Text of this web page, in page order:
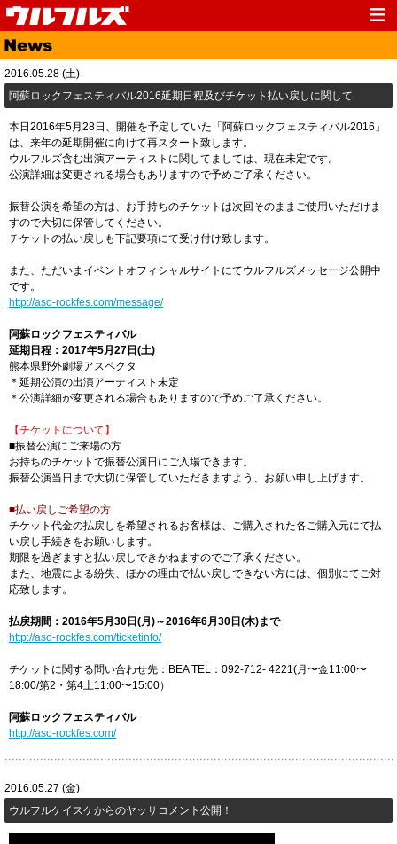
Top
Media Live
Fanclub Goods
2016.05.28 (土)
阿蘇ロックフェスティバル2016延期日程及びチケット払い戻しに関して
本日2016年5月28日、開催を予定していた「阿蘇ロックフェスティバル2016」
は、来年の延期開催に向けて再スタート致します。
ウルフルズ含む出演アーティストに関してましては、現在未定です。
公演詳細は変更される場合もありますので予めご了承ください。
振替公演を希望の方は、お手持ちのチケットは次回そのままご使用いただけま
すので大切に保管してください。
チケットの払い戻しも下記要項にて受け付け致します。
また、ただいまイベントオフィシャルサイトにてウルフルズメッセージ公開中
です。
http://aso-rockfes.com/message/
阿蘇ロックフェスティバル
延期日程：2017年5月27日(土)
熊本県野外劇場アスペクタ
＊延期公演の出演アーティスト未定
＊公演詳細が変更される場合もありますので予めご了承ください。
【チケットについて】
■振替公演にご来場の方
お持ちのチケットで振替公演日にご入場できます。
振替公演当日まで大切に保管していただきますよう、お願い申し上げます。
■払い戻しご希望の方
チケット代金の払戻しを希望されるお客様は、ご購入された各ご購入元にて払
い戻し手続きをお願いします。
期限を過ぎますと払い戻しできかねますのでご了承ください。
また、地震による紛失、ほかの理由で払い戻しできない方には、個別にてご対
応致します。
払戻期間：2016年5月30日(月)～2016年6月30日(木)まで
http://aso-rockfes.com/ticketinfo/
チケットに関する問い合わせ先：BEA TEL：092-712- 4221(月〜金11:00〜
18:00/第2・第4土11:00〜15:00）
阿蘇ロックフェスティバル
http://aso-rockfes.com/
2016.05.27 (金)
ウルフルケイスケからのヤッサコメント公開！